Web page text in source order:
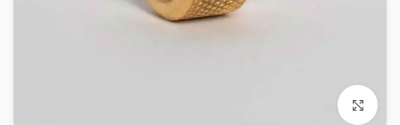
بزرگنمایی تصویر